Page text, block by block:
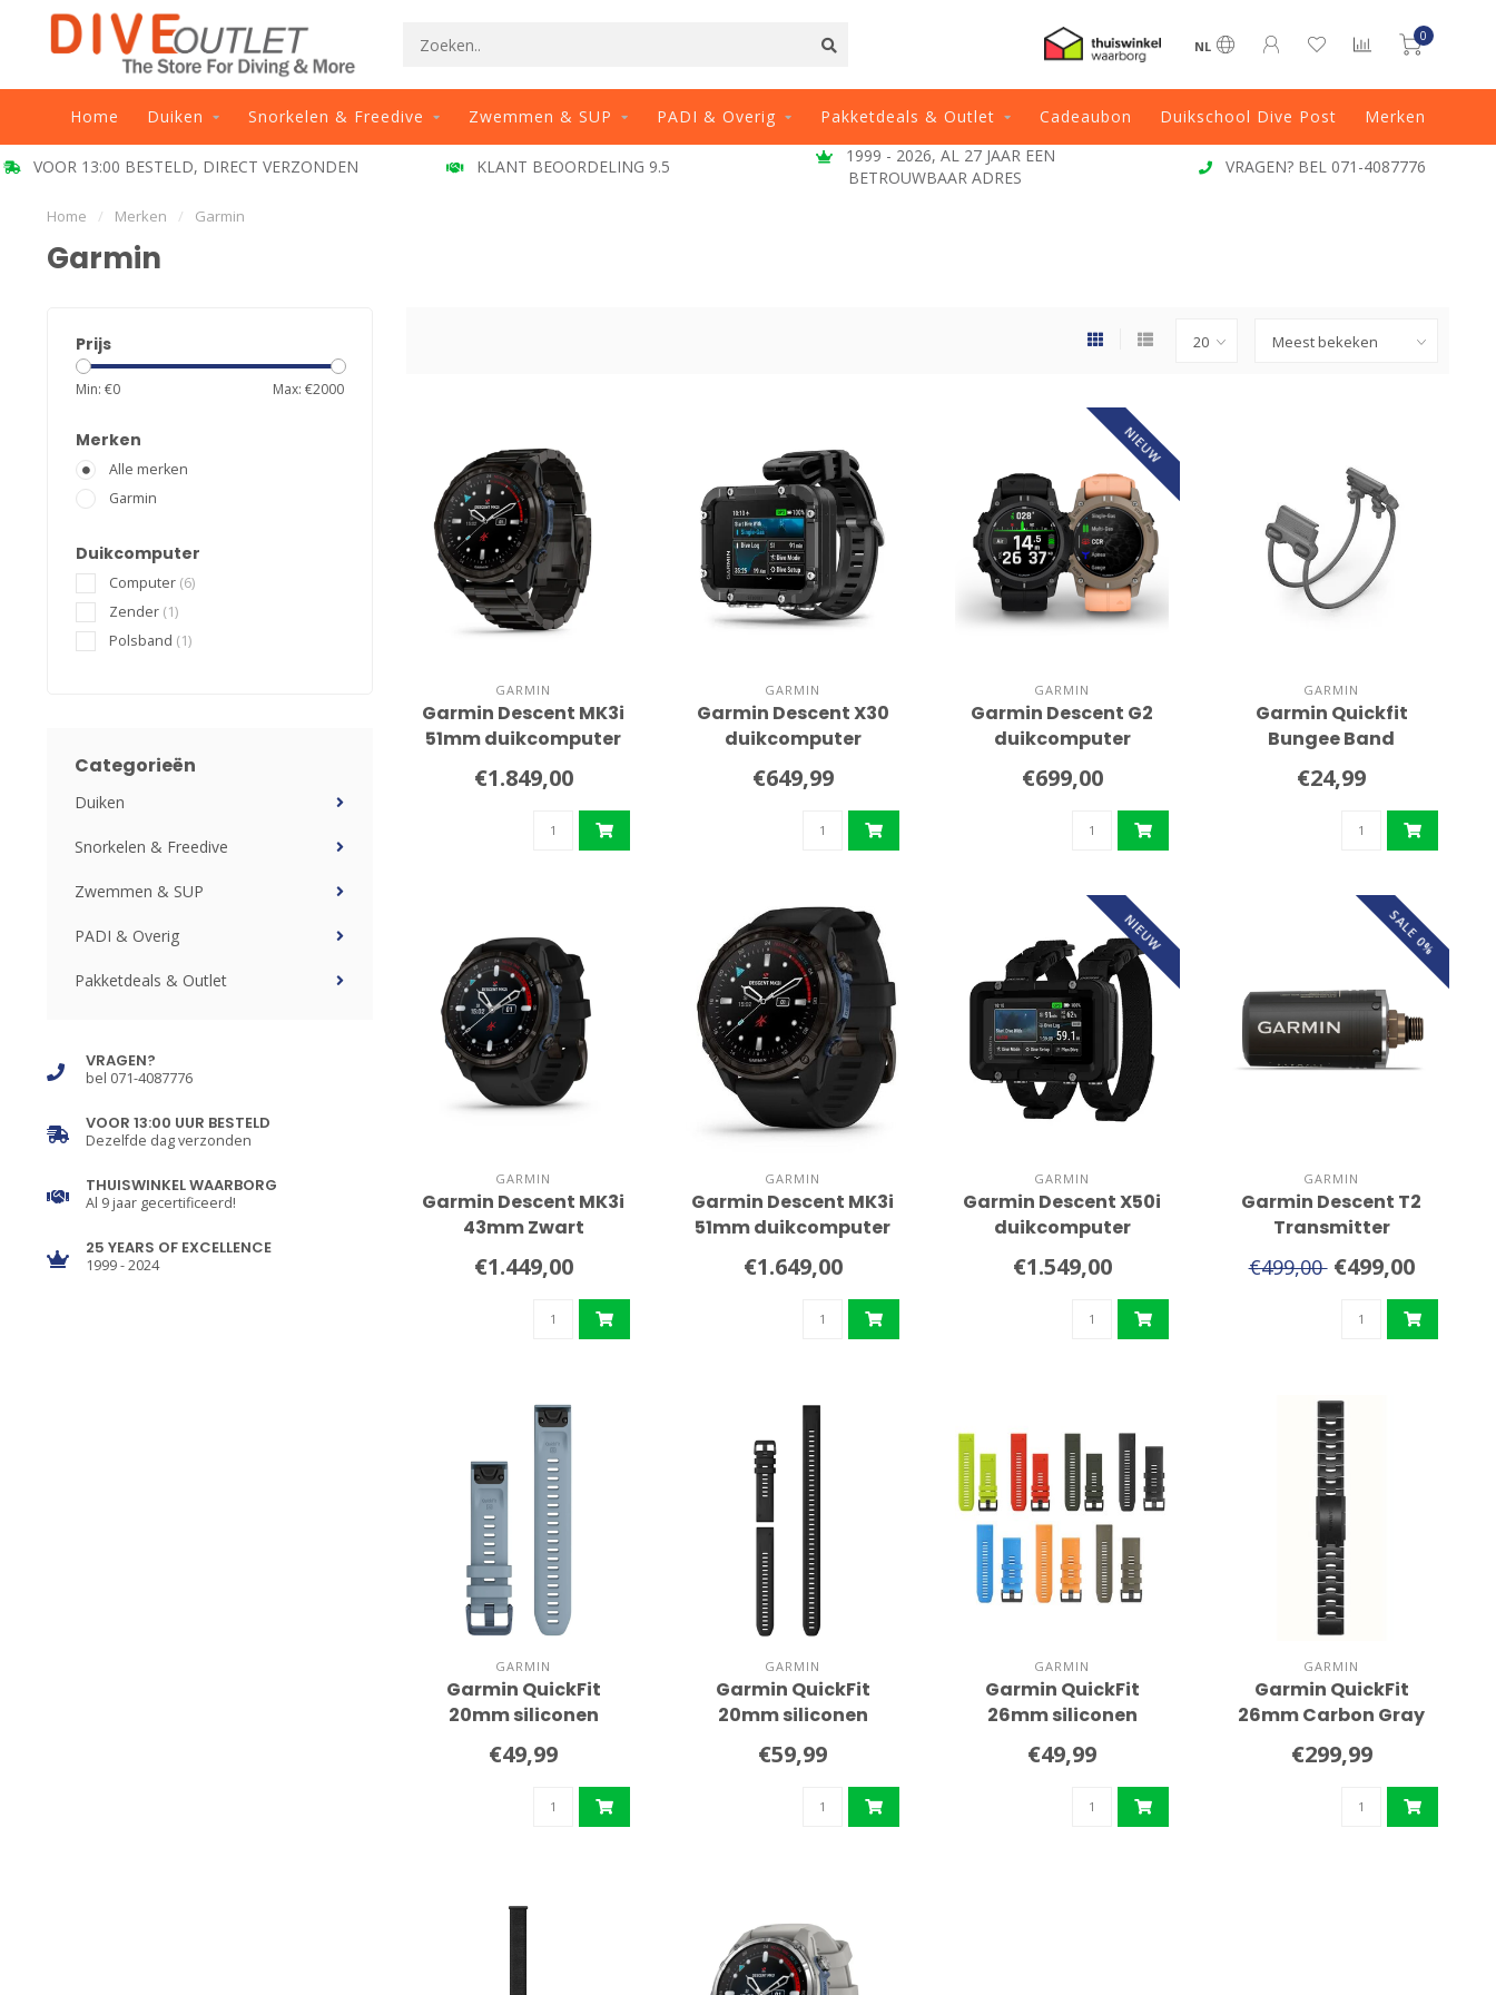
NL
0
Home Duiken Snorkelen & Freedive Zwemmen & SUP PADI & Overig Pakketdeals & Outlet Cadeaubon Duikschool Dive Post Merken
VOOR 13:00 BESTELD, DIRECT VERZONDEN KLANT BEOORDELING 9.5
1999 - 2026, AL 27 JAAR EEN
BETROUWBAAR ADRES
VRAGEN? BEL 071-4087776
Home / Merken / Garmin
Garmin
Prijs
Min: €0 Max: €2000
Merken
Alle merken
Garmin
Duikcomputer
Computer (6)
Zender (1)
Polsband (1)
Categorieën
Duiken
Snorkelen & Freedive
Zwemmen & SUP
PADI & Overig
Pakketdeals & Outlet
VRAGEN?
bel 071-4087776
VOOR 13:00 UUR BESTELD
Dezelfde dag verzonden
THUISWINKEL WAARBORG
Al 9 jaar gecertificeerd!
25 YEARS OF EXCELLENCE
1999 - 2024
GARMIN
Garmin Descent MK3i
51mm duikcomputer
Titanium band
€1.849,00
GARMIN
Garmin Descent X30
duikcomputer
€649,99
NIEUW
GARMIN
Garmin Descent G2
duikcomputer
€699,00
GARMIN
Garmin Quickfit
Bungee Band
€24,99
GARMIN
Garmin Descent MK3i
43mm Zwart
duikcomputer
€1.449,00
GARMIN
Garmin Descent MK3i
51mm duikcomputer
Silicone band
€1.649,00
NIEUW
GARMIN
Garmin Descent X50i
duikcomputer
€1.549,00
SALE 0%
GARMIN
Garmin Descent T2
Transmitter
€499,00 €499,00
GARMIN
Garmin QuickFit
20mm siliconen
polsband
€49,99
GARMIN
Garmin QuickFit
20mm siliconen
polsband 3-delig
€59,99
GARMIN
Garmin QuickFit
26mm siliconen
polsband
€49,99
GARMIN
Garmin QuickFit
26mm Carbon Gray
DLC Titanium
polsband
€299,99